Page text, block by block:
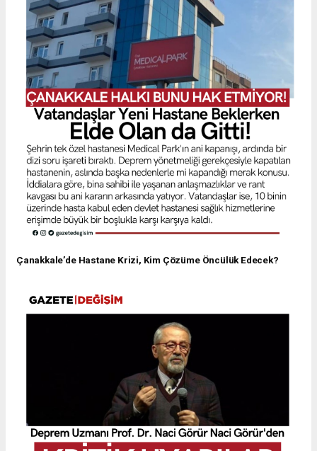
Çanakkale’de Hastane Krizi, Kim Çözüme Öncülük Edecek?